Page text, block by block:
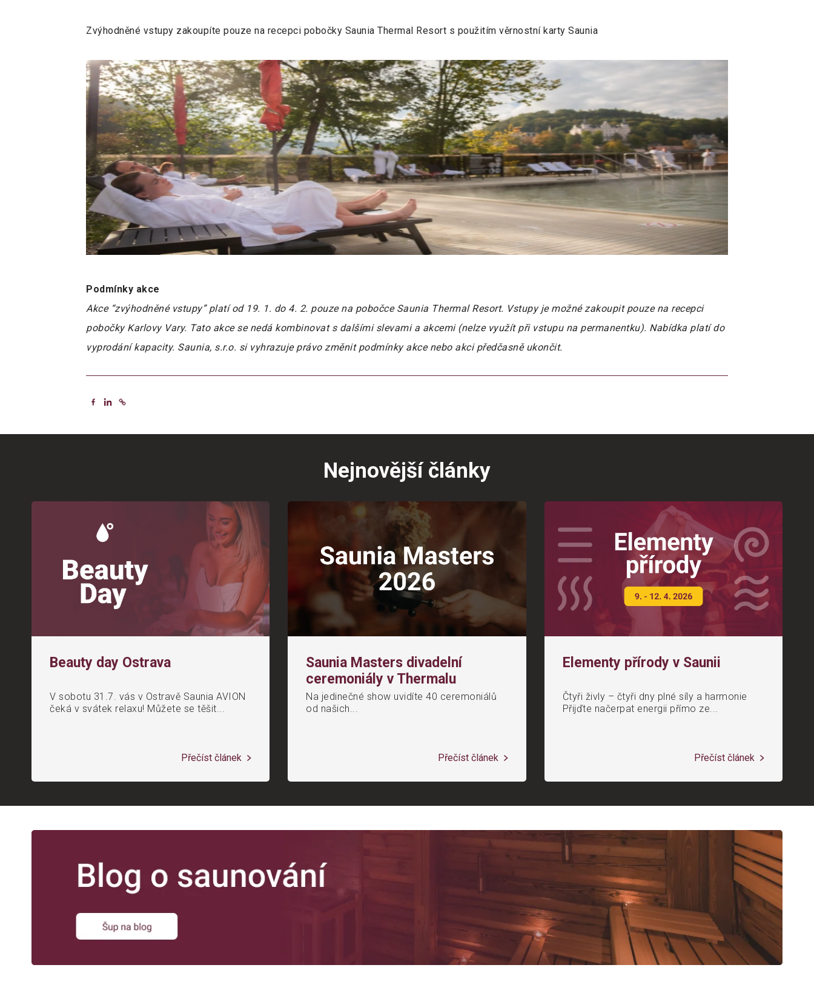
Zvýhodněné vstupy zakoupíte pouze na recepci pobočky Saunia Thermal Resort s použitím věrnostní karty Saunia
Podmínky akce
Akce “zvýhodněné vstupy” platí od 19. 1. do 4. 2. pouze na pobočce Saunia Thermal Resort. Vstupy je možné zakoupit pouze na recepci
pobočky Karlovy Vary. Tato akce se nedá kombinovat s dalšími slevami a akcemi (nelze využít při vstupu na permanentku). Nabídka platí do
vyprodání kapacity. Saunia, s.r.o. si vyhrazuje právo změnit podmínky akce nebo akci předčasně ukončit.
Nejnovější články
Beauty day Ostrava
V sobotu 31.7. vás v Ostravě Saunia AVION
čeká v svátek relaxu! Můžete se těšit...
Přečíst článek
Saunia Masters divadelní
ceremoniály v Thermalu
Na jedinečné show uvidíte 40 ceremoniálů
od našich...
Přečíst článek
Elementy přírody v Saunii
Čtyři živly – čtyři dny plné síly a harmonie
Přijďte načerpat energii přímo ze...
Přečíst článek